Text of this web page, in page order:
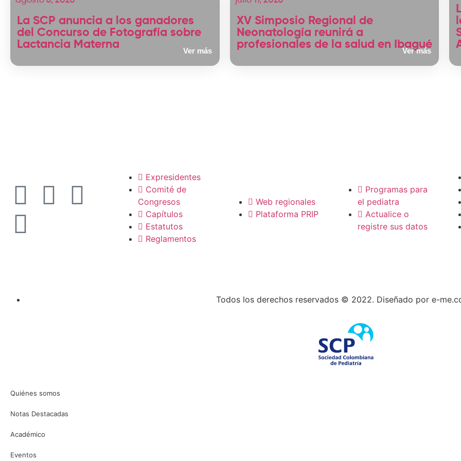
La SCP anuncia a los ganadores
del Concurso de Fotografía sobre
Lactancia Materna
Ver más
XV Simposio Regional de
Neonatología reunirá a
profesionales de la salud en Ibagué
Ver más
Expresidentes
Comité de
Congresos
Capítulos
Estatutos
Reglamentos
Web regionales
Plataforma PRIP
Programas para
el pediatra
Actualice o
registre sus datos
Todos los derechos reservados © 2022. Diseñado por e-
Quiénes somos
Notas Destacadas
Académico
Eventos